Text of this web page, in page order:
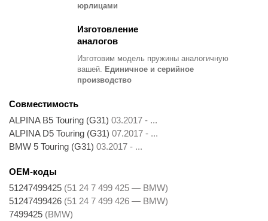
юрлицами
Изготовление
аналогов
Изготовим модель пружины аналогичную
вашей. Единичное и серийное
производство
Совместимость
ALPINA B5 Touring (G31) 03.2017 - ...
ALPINA D5 Touring (G31) 07.2017 - ...
BMW 5 Touring (G31) 03.2017 - ...
OEM-коды
51247499425 (51 24 7 499 425 — BMW)
51247499426 (51 24 7 499 426 — BMW)
7499425 (BMW)